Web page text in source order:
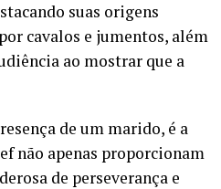
suas origens
cavalos e jumentos, além
ao mostrar que a
de um marido, é a
não apenas proporcionam
de perseverança e